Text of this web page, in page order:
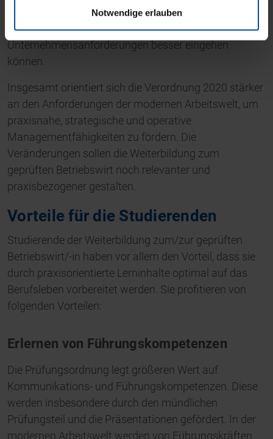
Notwendige erlauben
Prüfungskommissionen auf individuelle
Gegebenheiten und spezifische
Unternehmensanforderungen besser eingehen
können.
Insgesamt orientiert sich die Verordnung 2020 stärker
an den Anforderungen der modernen Arbeitswelt, um
praxisnahe, strategische und operative
Managementfähigkeiten zu fördern. Die
Veränderungen sollen die Weiterbildung zum
geprüften Betriebswirt noch relevanter und
praxisbezogener gestalten.
Vorteile für die Studierenden
Studierende der Weiterbildung zum/zur geprüften
Betriebswirt/-in haben vor allem den Vorteil, dass sie
durch praxisorientierte Lerninhalte optimal auf das
Berufsleben vorbereitet werden. Sie profitieren von
folgenden Vorteilen:
Erlernen von Führungskompetenzen
Die Prüfungsordnung legt größeren Wert auf
Kommunikations- und Führungskompetenzen. Diese
werden insbesondere durch den mündlichen
Prüfungsteil und die Präsentationen gefördert. In der
modernen Arbeitswelt werden von Führungskräften